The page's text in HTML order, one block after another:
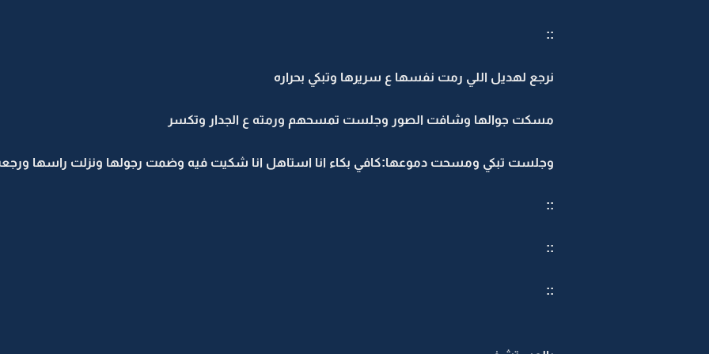
::
نرجع لهديل اللي رمت نفسها ع سريرها وتبكي بحراره
مسكت جوالها وشافت الصور وجلست تمسحهم ورمته ع الجدار وتكسر
وجلست تبكي ومسحت دموعها:كافي بكاء انا استاهل انا شكيت فيه وضمت رجولها ونزلت راسها
::
::
::